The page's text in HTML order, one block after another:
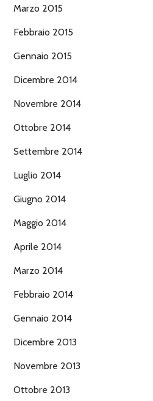
Marzo 2015
Febbraio 2015
Gennaio 2015
Dicembre 2014
Novembre 2014
Ottobre 2014
Settembre 2014
Luglio 2014
Giugno 2014
Maggio 2014
Aprile 2014
Marzo 2014
Febbraio 2014
Gennaio 2014
Dicembre 2013
Novembre 2013
Ottobre 2013